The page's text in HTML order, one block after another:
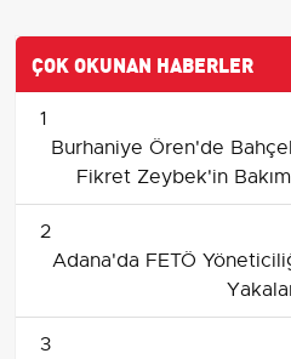
ÇOK OKUNAN HABERLER
1
Burhaniye Ören'de
Fikret Zeybek'in
2
Adana'da FETÖ
3